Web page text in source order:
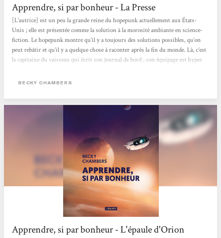
Apprendre, si par bonheur - La Presse
[L’autrice] est un peu la grande reine du hopepunk actuellement aux États-
Unis ; elle est présentée comme la solution à la morosité ambiante en science-
fiction. Le hopepunk montre qu’il y a toujours des solutions possibles, qu’on
peut rebâtir et qu’il y a quelque chose à raconter après la fin du monde. Là, c’est
la capitaine du vaisseau qui écrit son journal de bord ; son équipage est hyper
ont une mission d’observation, donc, au lieu d’aller coloniser, transformer
BECKY CHAMBERS
Apprendre, si par bonheur - L'épaule d'Orion